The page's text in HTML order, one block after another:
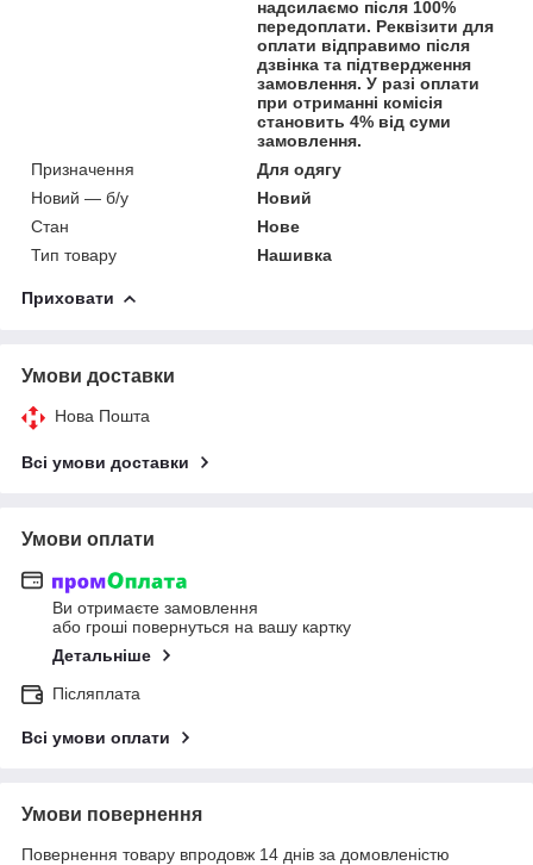
надсилаємо після 100%
передоплати. Реквізити для
оплати відправимо після
дзвінка та підтвердження
замовлення. У разі оплати
при отриманні комісія
становить 4% від суми
замовлення.
Призначення
Для одягу
Новий — б/у
Новий
Стан
Нове
Тип товару
Нашивка
Приховати
Умови доставки
Нова Пошта
Всі умови доставки
Умови оплати
Ви отримаєте замовлення
або гроші повернуться на вашу картку
Детальніше
Післяплата
Всі умови оплати
Умови повернення
Повернення товару впродовж 14 днів за домовленістю